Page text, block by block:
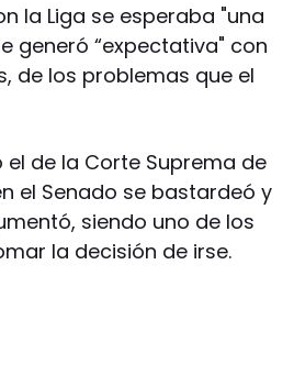
la Liga se esperaba "una
generó “expectativa" con
de los problemas que el
de la Corte Suprema de
el Senado se bastardeó y
siendo uno de los
la decisión de irse.